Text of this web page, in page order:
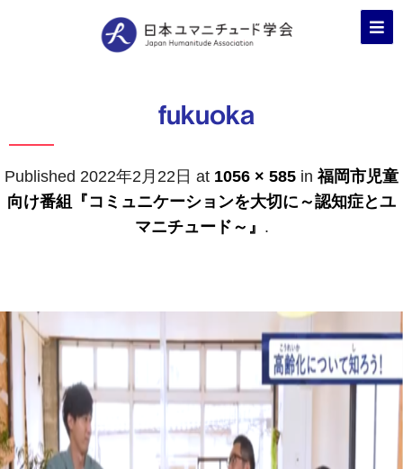
fukuoka
Published 2022年2月22日 at 1056 × 585 in 福岡市児童
向け番組『コミュニケーションを大切に～認知症とユ
マニチュード～』 .